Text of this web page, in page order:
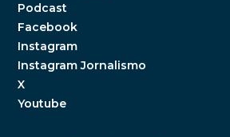
Podcast
Facebook
Instagram
Instagram Jornalismo
X
Youtube